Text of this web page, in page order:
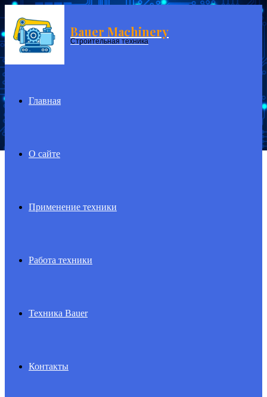
Menu Bauer Machinery
Строительная техника
Главная
О сайте
Применение техники
Работа техники
Техника Bauer
Контакты